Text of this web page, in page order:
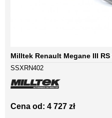
Milltek Renault Megane III
SSXRN402
Cena od: 4 727 zł